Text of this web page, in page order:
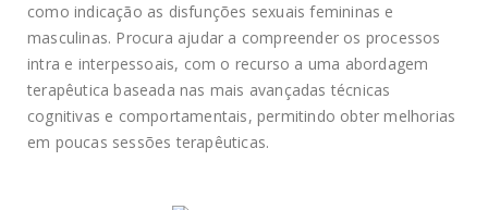
como indicação as disfunções sexuais femininas e
masculinas. Procura ajudar a compreender os processos
intra e interpessoais, com o recurso a uma abordagem
terapêutica baseada nas mais avançadas técnicas
cognitivas e comportamentais, permitindo obter melhorias
em poucas sessões terapêuticas.